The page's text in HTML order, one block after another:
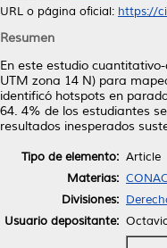
URL o página oficial: https://
Resumen
En este estudio
UTM zona 14 N) para
identificó hotspots en
64. 4% de los estudiantes
resultados inesperados
Tipo de elemento: Article
Materias:
Divisiones:
Usuario depositante: